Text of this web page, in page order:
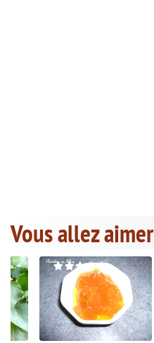
Vous allez aimer